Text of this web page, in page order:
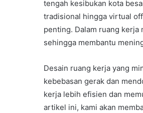
tengah kesibukan kota
tradisional hingga virtual
penting. Dalam ruang
sehingga membantu
Desain ruang kerja yang
kebebasan gerak dan
kerja lebih efisien dan
artikel ini, kami akan